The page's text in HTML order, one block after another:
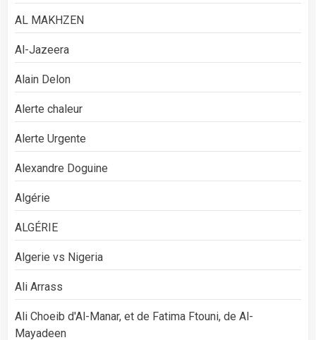
AL MAKHZEN
Al-Jazeera
Alain Delon
Alerte chaleur
Alerte Urgente
Alexandre Doguine
Algérie
ALGÉRIE
Algerie vs Nigeria
Ali Arrass
Ali Choeib d'Al-Manar, et de Fatima Ftouni, de Al-
Mayadeen